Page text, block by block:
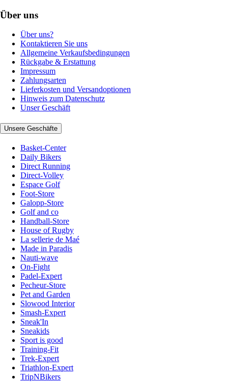
Über uns
Über uns?
Kontaktieren Sie uns
Allgemeine Verkaufsbedingungen
Rückgabe & Erstattung
Impressum
Zahlungsarten
Lieferkosten und Versandoptionen
Hinweis zum Datenschutz
Unser Geschäft
Unsere Geschäfte
Basket-Center
Daily Bikers
Direct Running
Direct-Volley
Espace Golf
Foot-Store
Galopp-Store
Golf and co
Handball-Store
House of Rugby
La sellerie de Maé
Made in Paradis
Nauti-wave
On-Fight
Padel-Expert
Pecheur-Store
Pet and Garden
Slowood Interior
Smash-Expert
Sneak'In
Sneakids
Sport is good
Training-Fit
Trek-Expert
Triathlon-Expert
TripNBikers